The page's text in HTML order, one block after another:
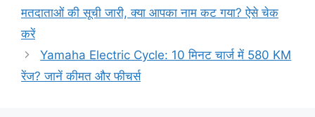
मतदाताओं की सूची जारी, क्या आपका नाम कट गया? ऐसे चेक
करें
Yamaha Electric Cycle: 10 मिनट चार्ज में 580 KM
रेंज? जानें कीमत और फीचर्स